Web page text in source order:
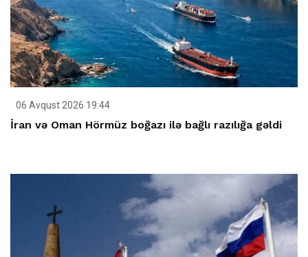
06 Avqust 2026 19:44
İran və Oman Hörmüz boğazı ilə bağlı razılığa gəldi